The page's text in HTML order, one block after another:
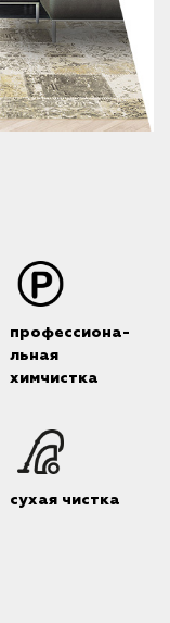
профессиона-
льная
химчистка
сухая чистка